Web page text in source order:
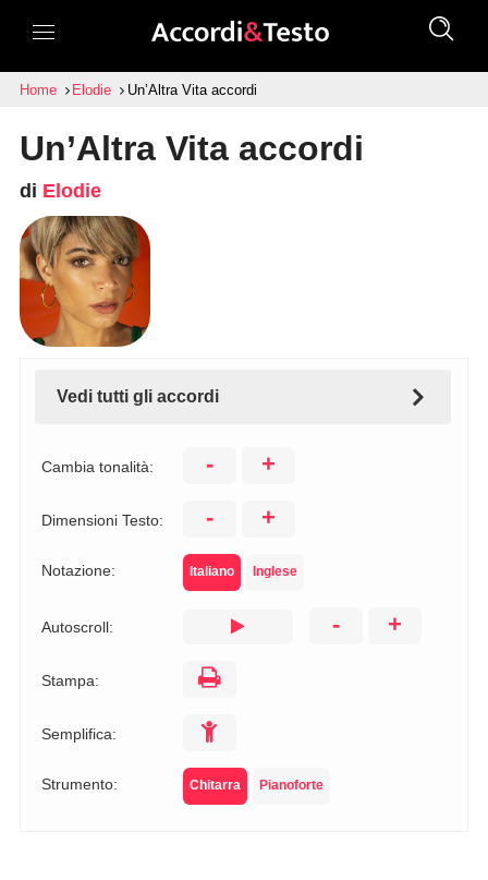
Home Elodie Un’Altra Vita accordi
Un’Altra Vita accordi
di Elodie
Vedi tutti gli accordi
Cambia tonalità: - +
Dimensioni Testo: - +
Notazione: Italiano Inglese
Autoscroll: - +
Stampa:
Semplifica:
Strumento: Chitarra Pianoforte